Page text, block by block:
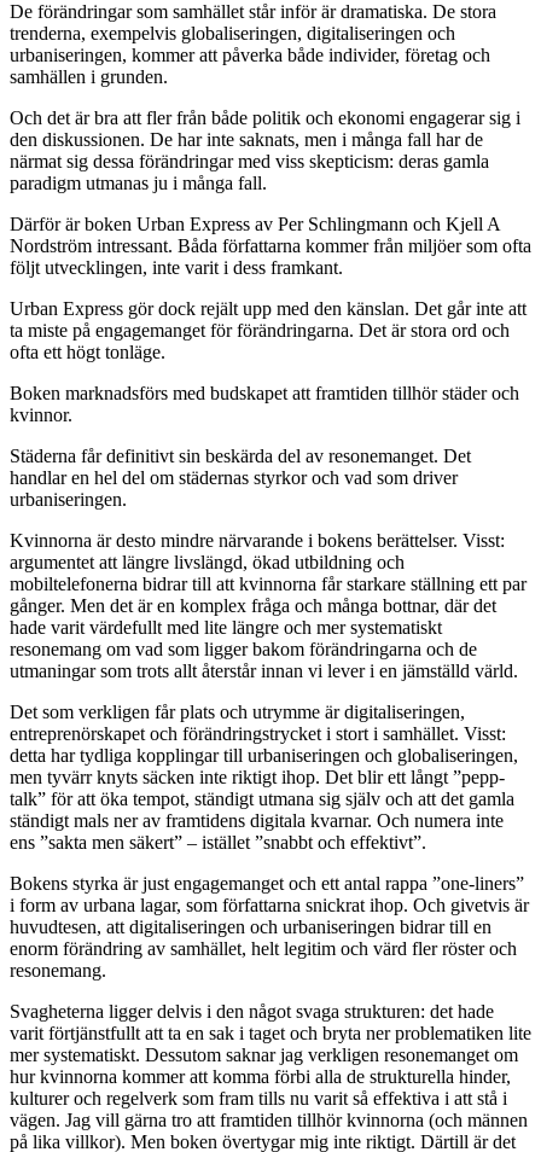
De förändringar som samhället står inför är dramatiska. De stora
trenderna, exempelvis globaliseringen, digitaliseringen och
urbaniseringen, kommer att påverka både individer, företag och
samhällen i grunden.
Och det är bra att fler från både politik och ekonomi engagerar sig i
den diskussionen. De har inte saknats, men i många fall har de
närmat sig dessa förändringar med viss skepticism: deras gamla
paradigm utmanas ju i många fall.
Därför är boken Urban Express av Per Schlingmann och Kjell A
Nordström intressant. Båda författarna kommer från miljöer som ofta
följt utvecklingen, inte varit i dess framkant.
Urban Express gör dock rejält upp med den känslan. Det går inte att
ta miste på engagemanget för förändringarna. Det är stora ord och
ofta ett högt tonläge.
Boken marknadsförs med budskapet att framtiden tillhör städer och
kvinnor.
Städerna får definitivt sin beskärda del av resonemanget. Det
handlar en hel del om städernas styrkor och vad som driver
urbaniseringen.
Kvinnorna är desto mindre närvarande i bokens berättelser. Visst:
argumentet att längre livslängd, ökad utbildning och
mobiltelefonerna bidrar till att kvinnorna får starkare ställning ett par
gånger. Men det är en komplex fråga och många bottnar, där det
hade varit värdefullt med lite längre och mer systematiskt
resonemang om vad som ligger bakom förändringarna och de
utmaningar som trots allt återstår innan vi lever i en jämställd värld.
Det som verkligen får plats och utrymme är digitaliseringen,
entreprenörskapet och förändringstrycket i stort i samhället. Visst:
detta har tydliga kopplingar till urbaniseringen och globaliseringen,
men tyvärr knyts säcken inte riktigt ihop. Det blir ett långt ”pepp-
talk” för att öka tempot, ständigt utmana sig själv och att det gamla
ständigt mals ner av framtidens digitala kvarnar. Och numera inte
ens ”sakta men säkert” – istället ”snabbt och effektivt”.
Bokens styrka är just engagemanget och ett antal rappa ”one-liners”
i form av urbana lagar, som författarna snickrat ihop. Och givetvis är
huvudtesen, att digitaliseringen och urbaniseringen bidrar till en
enorm förändring av samhället, helt legitim och värd fler röster och
resonemang.
Svagheterna ligger delvis i den något svaga strukturen: det hade
varit förtjänstfullt att ta en sak i taget och bryta ner problematiken lite
mer systematiskt. Dessutom saknar jag verkligen resonemanget om
hur kvinnorna kommer att komma förbi alla de strukturella hinder,
kulturer och regelverk som fram tills nu varit så effektiva i att stå i
vägen. Jag vill gärna tro att framtiden tillhör kvinnorna (och männen
på lika villkor). Men boken övertygar mig inte riktigt. Därtill är det